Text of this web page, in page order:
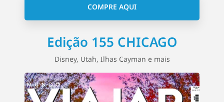
COMPRE AQUI
Edição 155 CHICAGO
Disney, Utah, Ilhas Cayman e mais